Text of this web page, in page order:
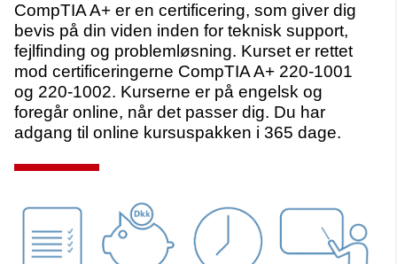
CompTIA A+ er en certificering, som giver dig
bevis på din viden inden for teknisk support,
fejlfinding og problemløsning. Kurset er rettet
mod certificeringerne CompTIA A+ 220-1001
og 220-1002. Kurserne er på engelsk og
foregår online, når det passer dig. Du har
adgang til online kursuspakken i 365 dage.